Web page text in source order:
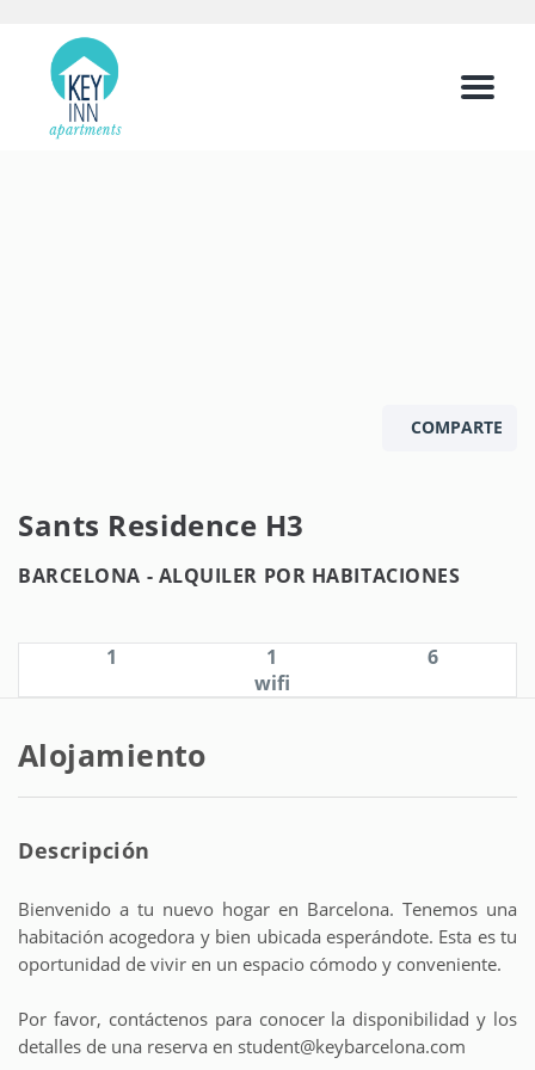
Menu
COMPARTE
Sants Residence H3
BARCELONA - ALQUILER POR HABITACIONES
1 1
6
wifi
Alojamiento
Descripción
Bienvenido a tu nuevo hogar en Barcelona. Tenemos una
habitación acogedora y bien ubicada esperándote. Esta es tu
oportunidad de vivir en un espacio cómodo y conveniente.
Por favor, contáctenos para conocer la disponibilidad y los
detalles de una reserva en student@keybarcelona.com